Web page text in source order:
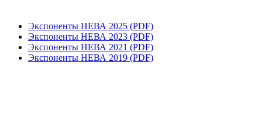
Экспоненты НЕВА 2025 (PDF)
Экспоненты НЕВА 2023 (PDF)
Экспоненты НЕВА 2021 (PDF)
Экспоненты НЕВА 2019 (PDF)